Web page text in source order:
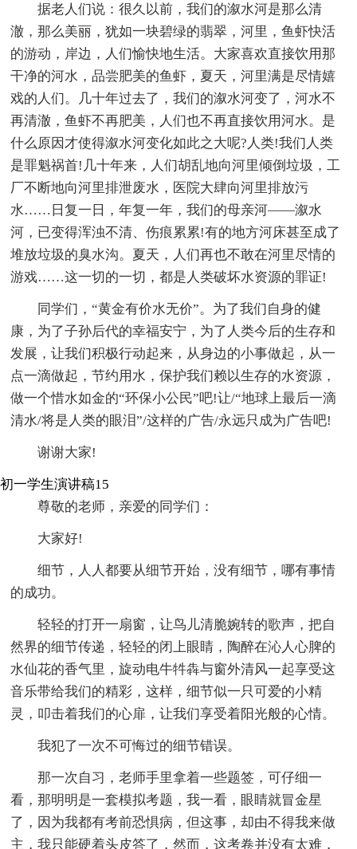
据老人们说：很久以前，我们的溆水河是那么清
澈，那么美丽，犹如一块碧绿的翡翠，河里，鱼虾快活
的游动，岸边，人们愉快地生活。大家喜欢直接饮用那
干净的河水，品尝肥美的鱼虾，夏天，河里满是尽情嬉
戏的人们。几十年过去了，我们的溆水河变了，河水不
再清澈，鱼虾不再肥美，人们也不再直接饮用河水。是
什么原因才使得溆水河变化如此之大呢?人类!我们人类
是罪魁祸首!几十年来，人们胡乱地向河里倾倒垃圾，工
厂不断地向河里排泄废水，医院大肆向河里排放污
水……日复一日，年复一年，我们的母亲河——溆水
河，已变得浑浊不清、伤痕累累!有的地方河床甚至成了
堆放垃圾的臭水沟。夏天，人们再也不敢在河里尽情的
游戏……这一切的一切，都是人类破坏水资源的罪证!
同学们，“黄金有价水无价”。为了我们自身的健
康，为了子孙后代的幸福安宁，为了人类今后的生存和
发展，让我们积极行动起来，从身边的小事做起，从一
点一滴做起，节约用水，保护我们赖以生存的水资源，
做一个惜水如金的“环保小公民”吧!让/“地球上最后一滴
清水/将是人类的眼泪”/这样的广告/永远只成为广告吧!
谢谢大家!
初一学生演讲稿15
尊敬的老师，亲爱的同学们：
大家好!
细节，人人都要从细节开始，没有细节，哪有事情
的成功。
轻轻的打开一扇窗，让鸟儿清脆婉转的歌声，把自
然界的细节传递，轻轻的闭上眼睛，陶醉在沁人心脾的
水仙花的香气里，旋动电牛牪犇与窗外清风一起享受这
音乐带给我们的精彩，这样，细节似一只可爱的小精
灵，叩击着我们的心扉，让我们享受着阳光般的心情。
我犯了一次不可悔过的细节错误。
那一次自习，老师手里拿着一些题签，可仔细一
看，那明明是一套模拟考题，我一看，眼睛就冒金星
了，因为我都有考前恐惧病，但这事，却由不得我来做
主，我只能硬着头皮答了，然而，这考卷并没有太难，